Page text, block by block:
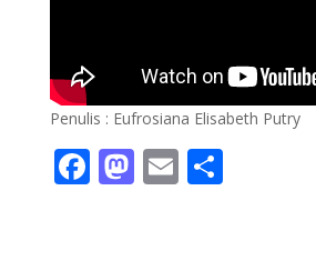
Penulis : Eufrosiana Elisabeth Putry
F M E S